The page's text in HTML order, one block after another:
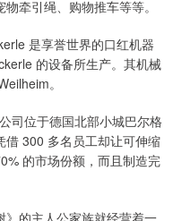
牵引绳、购物推车等等。
是享誉世界的口红机器
的设备所生产。其机械
。
司位于德国北部小城巴尔格
借 300 多名员工却让可伸缩
的市场份额，而且制造完
》的主人公家族就经营着一